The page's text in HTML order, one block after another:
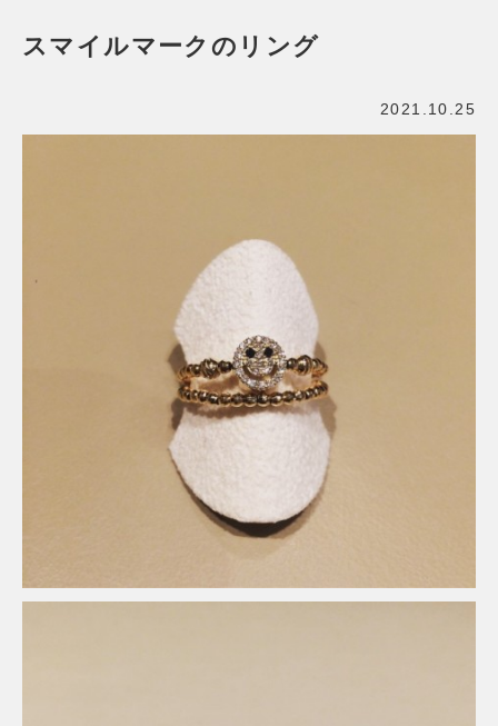
スマイルマークのリング
2021.10.25